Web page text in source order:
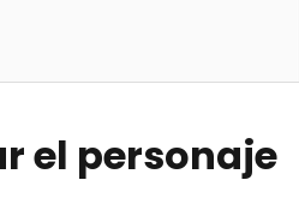
el personaje